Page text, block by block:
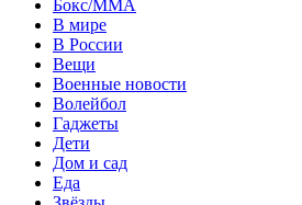
Бокс/MMA
В мире
В России
Вещи
Военные новости
Волейбол
Гаджеты
Дети
Дом и сад
Еда